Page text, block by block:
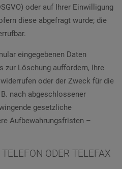
oder auf Ihrer Einwilligung
diese abgefragt wurde; die
eingegebenen Daten
zur Löschung auffordern, Ihre
oder der Zweck für die
nach abgeschlossener
gesetzliche
Aufbewahrungsfristen –
ODER TELEFAX